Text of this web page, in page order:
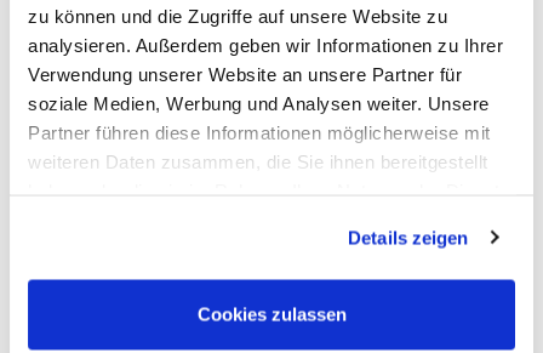
zu können und die Zugriffe auf unsere Website zu
analysieren. Außerdem geben wir Informationen zu Ihrer
Verwendung unserer Website an unsere Partner für
soziale Medien, Werbung und Analysen weiter. Unsere
Partner führen diese Informationen möglicherweise mit
weiteren Daten zusammen, die Sie ihnen bereitgestellt
Cookies, wenn Sie unsere Webseite weiterhin nutzen.
Details zeigen
Cookies zulassen
mehr der Platz, an dem
verkauft wird und wo die
großen Abschlüsse gemacht
werden.Aber hier werden
vorbereitet, hier werden
Kontakte geknüpft und hier wird
ein Bild von einem